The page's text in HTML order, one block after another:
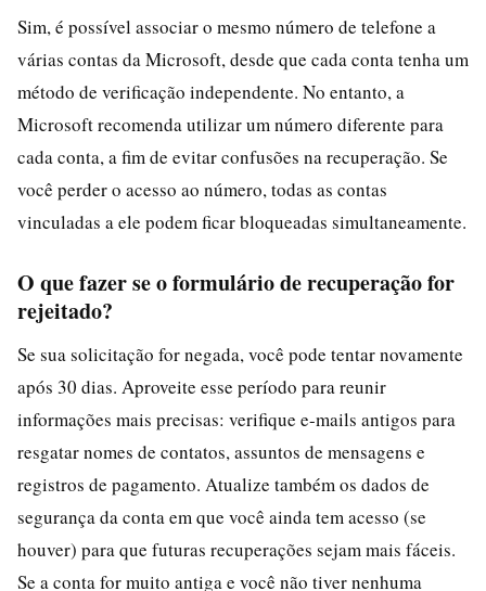
Sim, é possível associar o mesmo número de telefone a
várias contas da Microsoft, desde que cada conta tenha um
método de verificação independente. No entanto, a
Microsoft recomenda utilizar um número diferente para
cada conta, a fim de evitar confusões na recuperação. Se
você perder o acesso ao número, todas as contas
vinculadas a ele podem ficar bloqueadas simultaneamente.
O que fazer se o formulário de recuperação for
rejeitado?
Se sua solicitação for negada, você pode tentar novamente
após 30 dias. Aproveite esse período para reunir
informações mais precisas: verifique e-mails antigos para
resgatar nomes de contatos, assuntos de mensagens e
registros de pagamento. Atualize também os dados de
segurança da conta em que você ainda tem acesso (se
houver) para que futuras recuperações sejam mais fáceis.
Se a conta for muito antiga e você não tiver nenhuma